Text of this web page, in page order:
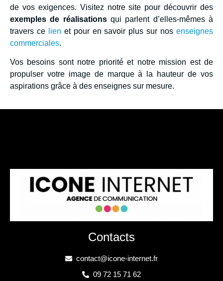
de vos exigences. Visitez notre site pour découvrir des
exemples de réalisationsqui parlent d’elles-mêmes à
travers ce
lien et pour en savoir plus sur nosenseignes
commerciales.
Vos besoins sont notre priorité et notre mission est de
propulser votre image de marque à la hauteur de vos
aspirations grâce à des enseignes sur mesure.
Contacts
contact@icone-internet.fr
09 72 15 71 62